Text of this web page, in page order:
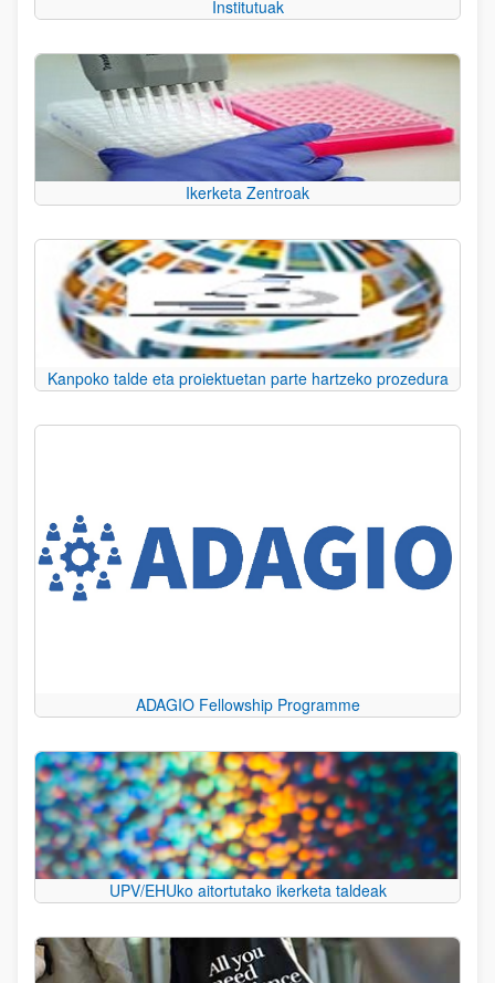
Institutuak
Ikerketa Zentroak
Kanpoko talde eta proiektuetan parte hartzeko prozedura
ADAGIO Fellowship Programme
UPV/EHUko aitortutako ikerketa taldeak